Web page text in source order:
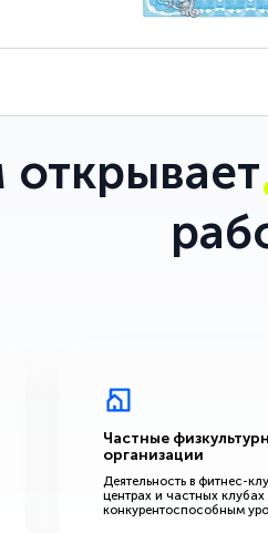
Частные
организации
Деятельность в фитнес-
центрах и частных клубах
конкурентоспособным